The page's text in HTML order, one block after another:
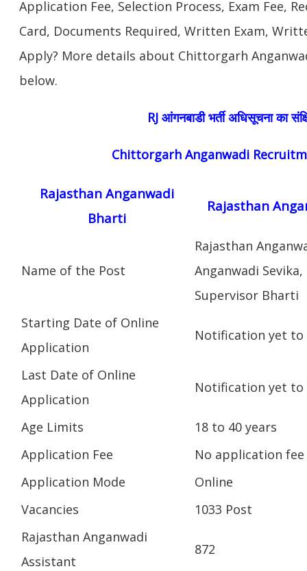
Application Fee, Selection Process, Exam Fee,
Card, Documents Required, Written Exam,
Apply? More details about Chittorgarh
below.
RJ आंगनबाडी भर्ती अधिसूचना का
Chittorgarh Anganwadi
Rajasthan Anganwadi
Bharti
Rajasthan
Name of the Post
Rajasthan
Anganwadi
Supervisor Bharti
Starting Date of Online
Application
Notification yet to
Last Date of Online
Application
Notification yet to
Age Limits
18 to 40 years
Application Fee
No application
Application Mode
Online
Vacancies
1033 Post
Rajasthan Anganwadi
Assistant
872